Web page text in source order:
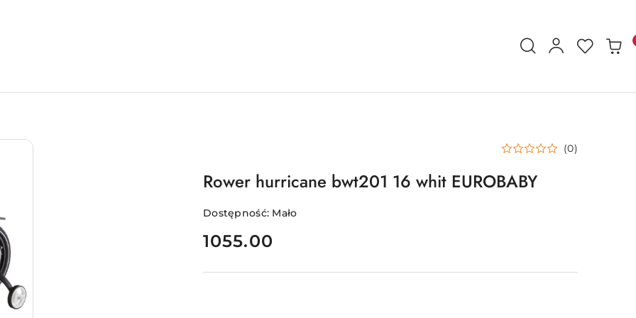
(0)
Rower hurricane bwt201 16 whit EUROBABY
Dostępność: Mało
cena:
1055.00